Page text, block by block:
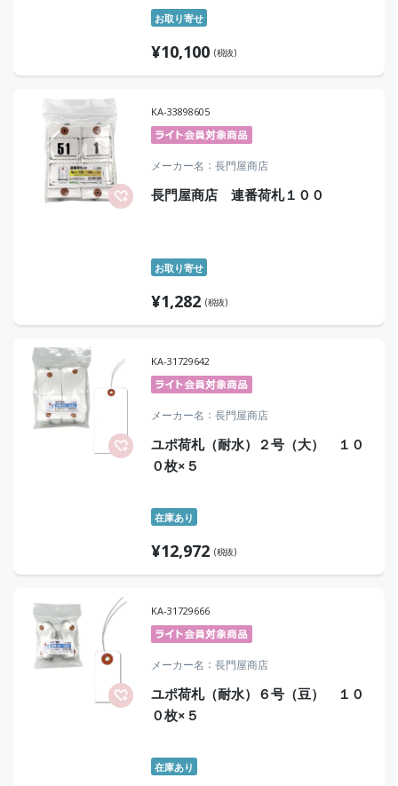
お取り寄せ
¥10,100 (税抜)
KA-33898605
メーカー名 長門屋商店
長門屋商店 連番荷札１００
お取り寄せ
¥1,282 (税抜)
KA-31729642
メーカー名 長門屋商店
ユポ荷札（耐水）２号（大） １０
０枚×５
在庫あり
¥12,972 (税抜)
KA-31729666
メーカー名 長門屋商店
ユポ荷札（耐水）６号（豆） １０
０枚×５
在庫あり